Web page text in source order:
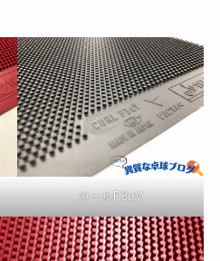
カールP3αV